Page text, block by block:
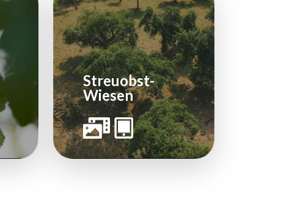
Streuobst-
Wiesen